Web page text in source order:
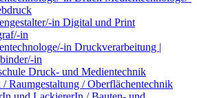
in Digital und Print
in
in Druckverarbeitung |
in
Druck- und Medientechnik
/ Raumgestaltung / Oberflächentechnik